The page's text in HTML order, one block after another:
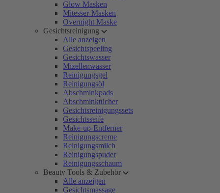
Glow Masken
Mitesser-Masken
Overnight Maske
Gesichtsreinigung
Alle anzeigen
Gesichtspeeling
Gesichtswasser
Mizellenwasser
Reinigungsgel
Reinigungsöl
Abschminkpads
Abschminktücher
Gesichtsreinigungssets
Gesichtsseife
Make-up-Entferner
Reinigungscreme
Reinigungsmilch
Reinigungspuder
Reinigungsschaum
Beauty Tools & Zubehör
Alle anzeigen
Gesichtsmassage